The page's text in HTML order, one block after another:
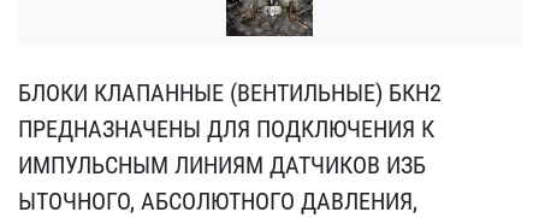
БЛОКИ КЛАПАННЫЕ (ВЕНТИЛЬ​НЫЕ) БКН2
ПРЕДНАЗНАЧЕНЫ ​ДЛЯ ПОДКЛЮЧЕНИЯ К
ИМПУЛЬ​СНЫМ ЛИНИЯМ ДАТЧИКОВ ИЗБ​
ЫТОЧНОГО, АБСОЛЮТНОГО ДА​ВЛЕНИЯ,